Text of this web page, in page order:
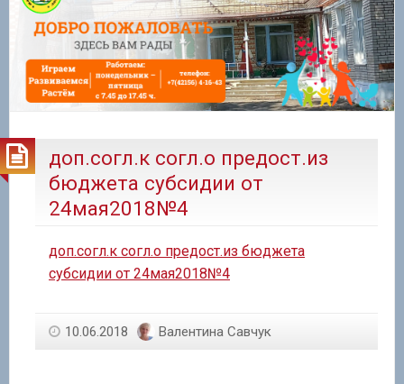
доп.согл.к согл.о предост.из
бюджета субсидии от
24мая2018№4
доп.согл.к согл.о предост.из бюджета
субсидии от 24мая2018№4
10.06.2018 Валентина Савчук